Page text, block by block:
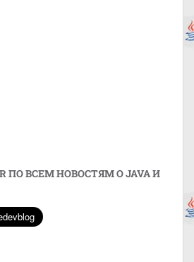
ПО ВСЕМ НОВОСТЯМ О JAVA И